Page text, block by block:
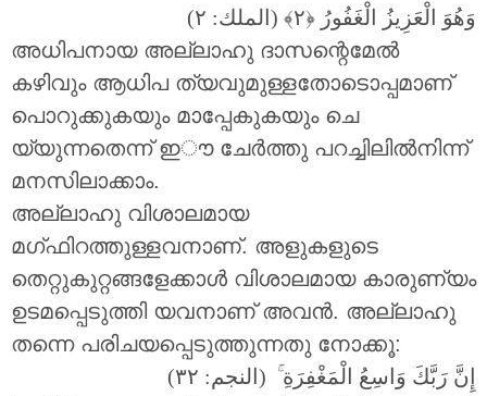
وَهُوَ الْعَزِيزُ الْغَفُورُ
(الملك: ٢)
അധിപനായ അല്ലാഹു ദാസന്റെമേൽ
കഴിവും ആധിപ ത്യവുമുള്ളതോടൊപ്പമാണ്
പൊറുക്കുകയും മാപ്പേകുകയും ചെ
യ്യുന്നതെന്ന് ഇൗ ചേർത്തു പറച്ചിലിൽനിന്ന്
മനസിലാക്കാം.
അല്ലാഹു വിശാലമായ
മഗ്ഫിറത്തുള്ളവനാണ്. അളുകളുടെ
തെറ്റുകുറ്റങ്ങളേക്കാൾ വിശാലമായ കാരുണ്യം
ഉടമപ്പെടുത്തി യവനാണ് അവൻ. അല്ലാഹു
തന്നെ പരിചയപ്പെടുത്തുന്നതു നോക്കൂ:
إِنَّ رَبَّكَ وَاسِعُ الْمَغْفِرَةِۚ (النجم: ٣٢)